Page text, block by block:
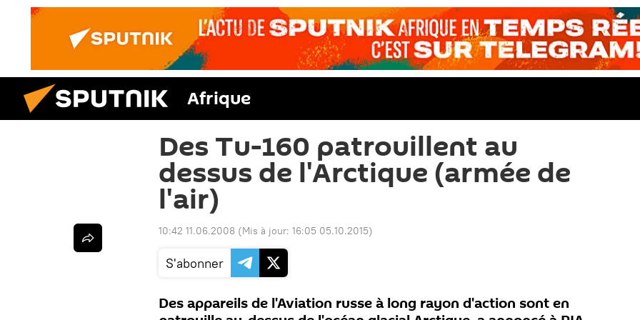
Afrique
Des Tu-160 patrouillent au
dessus de l'Arctique (armée de
l'air)
10:42 11.06.2008 (Mis à jour: 16:05 05.10.2015)
S'abonner
Des appareils de l'Aviation russe à long rayon d'action sont en